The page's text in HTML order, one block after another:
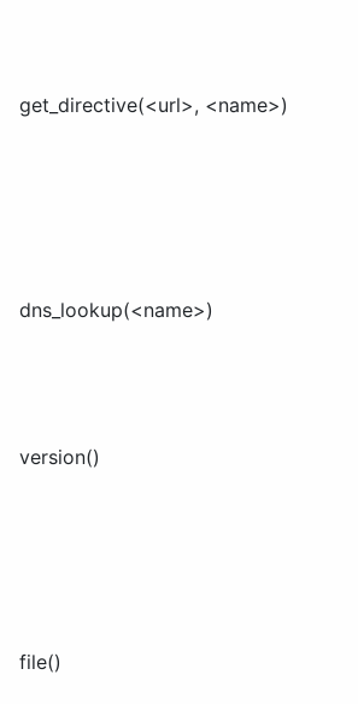
get_directive(<url>, <name>)
dns_lookup(<name>)
version()
file()